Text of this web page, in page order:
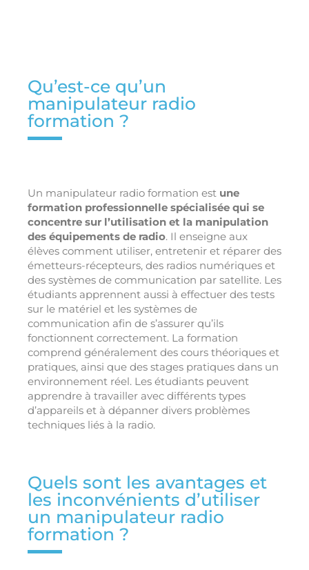
Qu’est-ce qu’un
manipulateur radio
formation ?
Un manipulateur radio formation est une
formation professionnelle spécialisée qui se
concentre sur l’utilisation et la manipulation
des équipements de radio. Il enseigne aux
élèves comment utiliser, entretenir et réparer des
émetteurs-récepteurs, des radios numériques et
des systèmes de communication par satellite. Les
étudiants apprennent aussi à effectuer des tests
sur le matériel et les systèmes de
communication afin de s’assurer qu’ils
fonctionnent correctement. La formation
comprend généralement des cours théoriques et
pratiques, ainsi que des stages pratiques dans un
environnement réel. Les étudiants peuvent
apprendre à travailler avec différents types
d’appareils et à dépanner divers problèmes
techniques liés à la radio.
Quels sont les avantages et
les inconvénients d’utiliser
un manipulateur radio
formation ?